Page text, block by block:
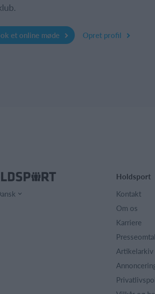
et online møde Opret profil
Holdsport
Kontakt
Om os
Karriere
Artikelarkiv